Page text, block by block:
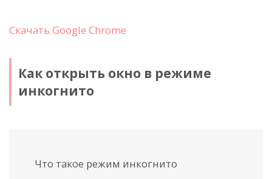
Скачать Google Chrome
Как открыть окно в режиме
инкогнито
Что такое режим инкогнито